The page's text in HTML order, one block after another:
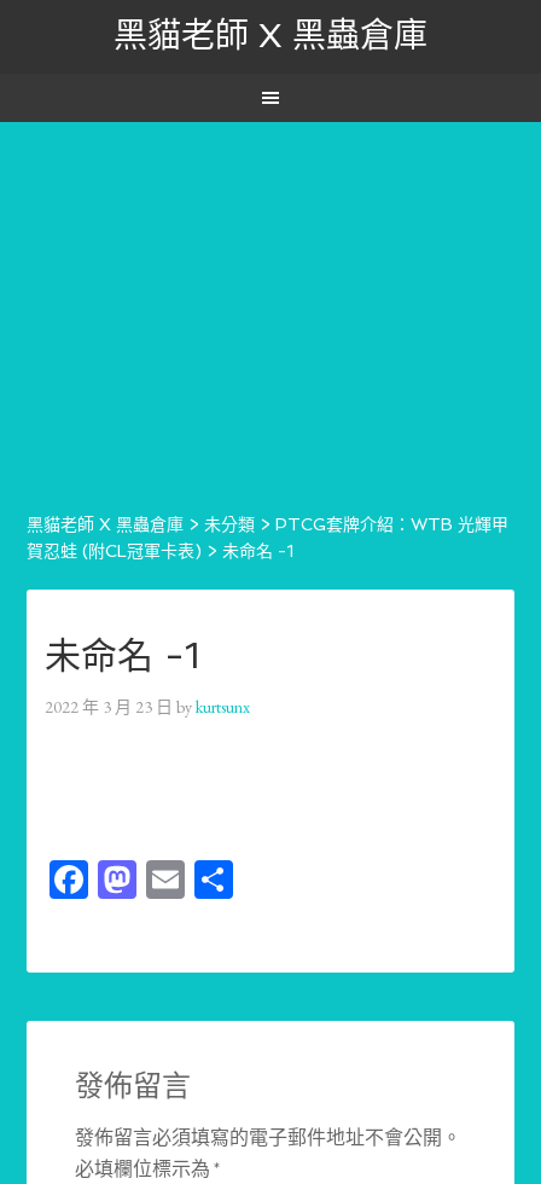
黑貓老師 X 黑蟲倉庫
黑貓老師 X 黑蟲倉庫 >未分類 >PTCG套牌介紹：WTB 光輝甲
賀忍蛙 (附CL冠軍卡表) >未命名 -1
未命名 -1
2022 年 3 月 23 日 bykurtsunx
Facebook
Mastodon
Email
發佈留言
發佈留言必須填寫的電子郵件地址不會公開。
必填欄位標示為*